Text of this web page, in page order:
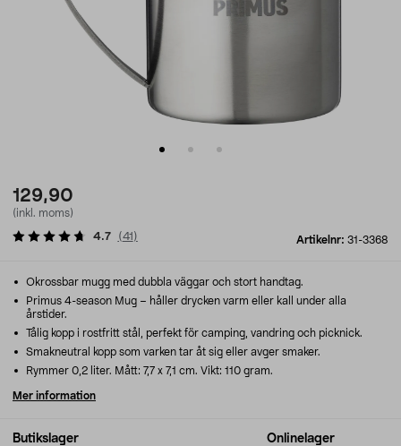
129,90
(inkl. moms)
Artikelnr: 31-3368
4.7 (41 )
Butikslager Onlinelager
Okrossbar mugg med dubbla väggar och stort handtag.
Primus 4-season Mug – håller drycken varm eller kall under alla
årstider.
Tålig kopp i rostfritt stål, perfekt för camping, vandring och picknick.
Smakneutral kopp som varken tar åt sig eller avger smaker.
Rymmer 0,2 liter. Mått: 7,7 x 7,1 cm. Vikt: 110 gram.
Mer information